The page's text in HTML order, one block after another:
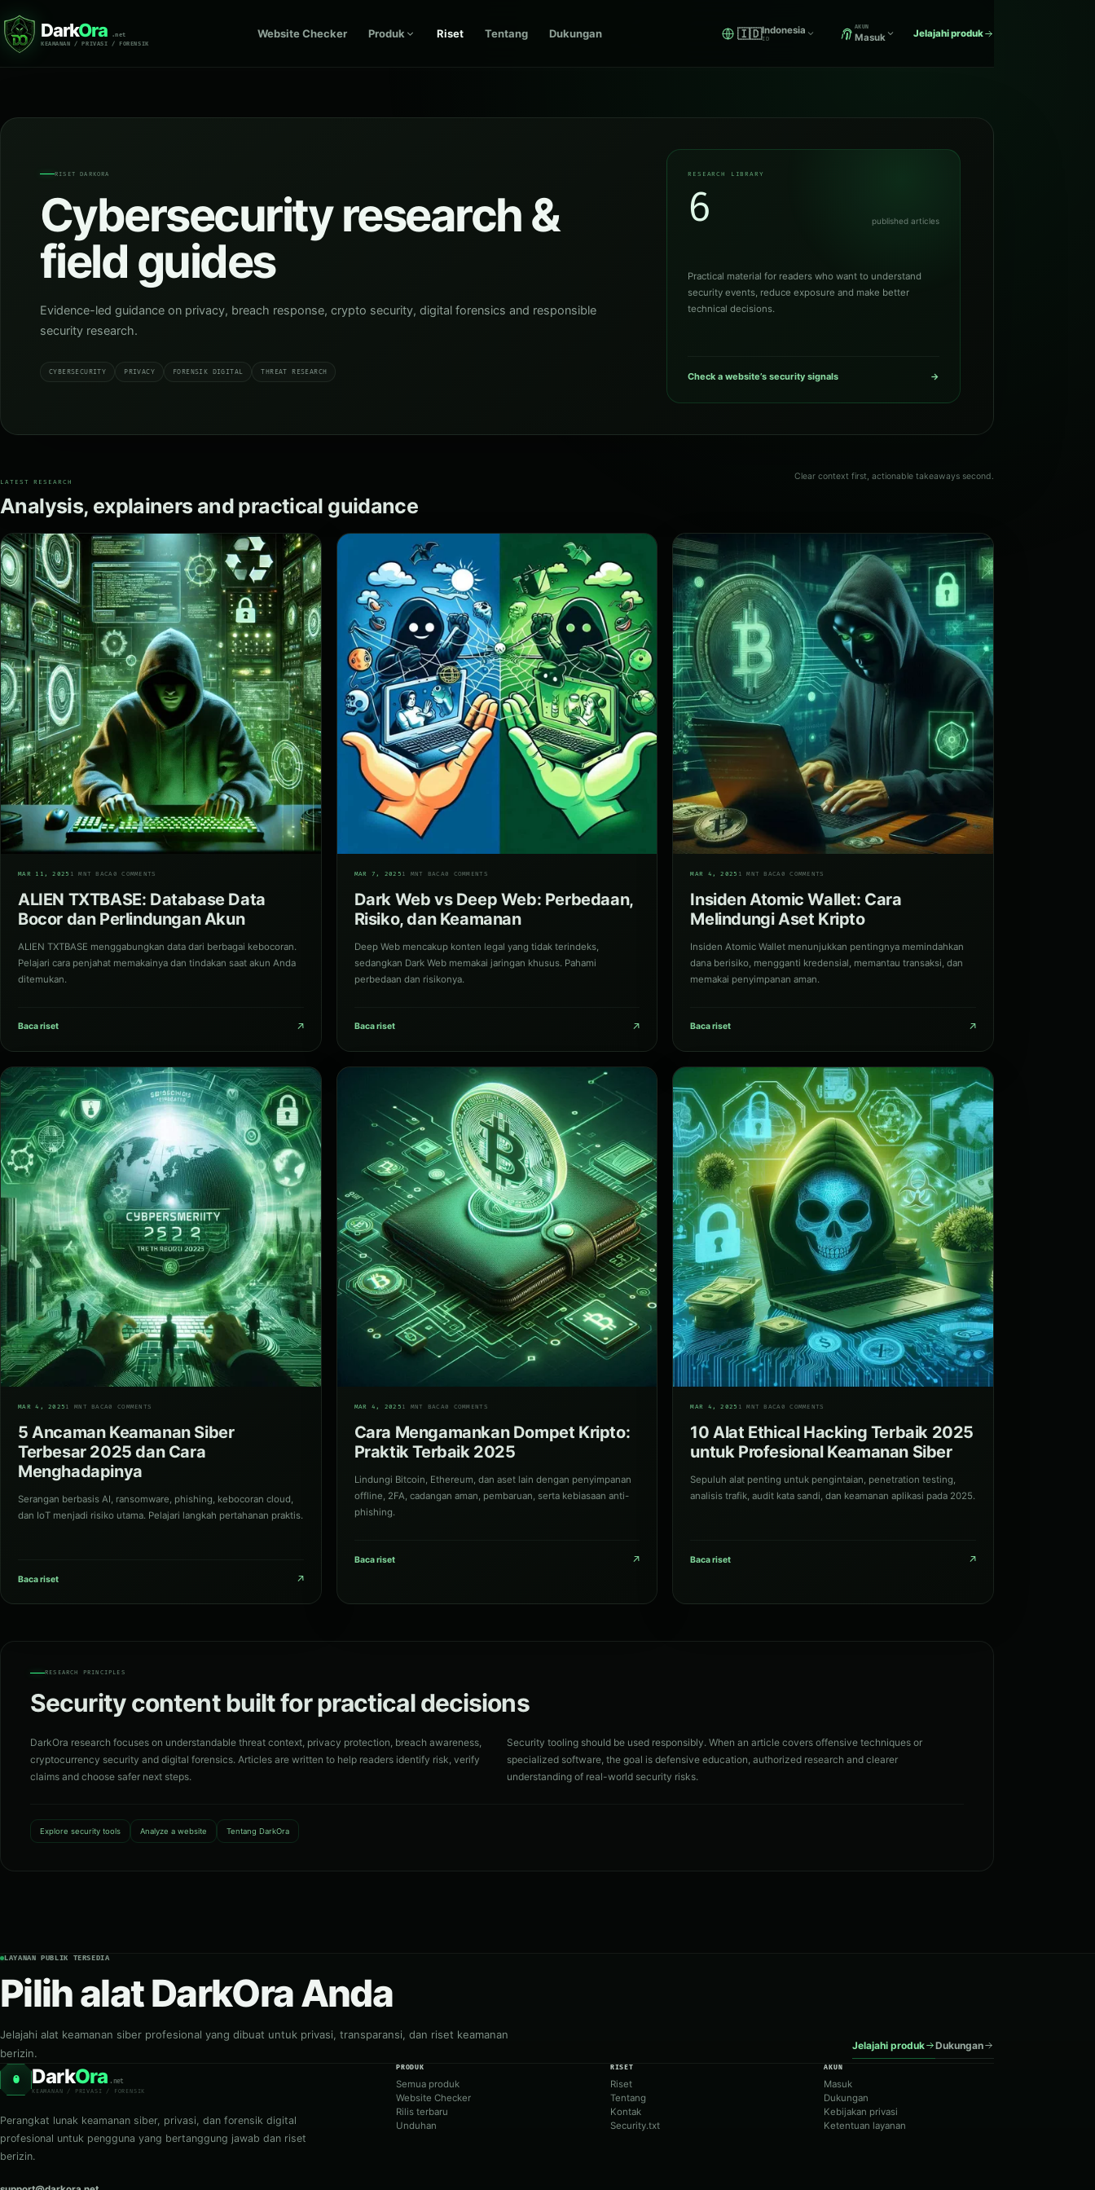
DarkOra
.net
KEAMANAN / PRIVASI / FORENSIK
Website Checker Produk Riset Tentang Dukungan 🇮🇩Indonesia
ID
AKUN
Masuk Jelajahi produk
RISET DARKORA
Cybersecurity research &
field guides
Evidence-led guidance on privacy, breach response, crypto security, digital forensics and responsible
security research.
CYBERSECURITY PRIVACY FORENSIK DIGITAL THREAT RESEARCH
RESEARCH LIBRARY
6 published articles
Practical material for readers who want to understand
security events, reduce exposure and make better
technical decisions.
Check a website’s security signals →
LATEST RESEARCH
Analysis, explainers and practical guidance
Clear context first, actionable takeaways second.
MAR 11, 2025 1 MNT BACA 0 COMMENTS
ALIEN TXTBASE: Database Data
Bocor dan Perlindungan Akun
ALIEN TXTBASE menggabungkan data dari berbagai kebocoran.
Pelajari cara penjahat memakainya dan tindakan saat akun Anda
ditemukan.
Baca riset ↗
MAR 7, 2025 1 MNT BACA0 COMMENTS
Dark Web vs Deep Web: Perbedaan,
Risiko, dan Keamanan
Deep Web mencakup konten legal yang tidak terindeks,
sedangkan Dark Web memakai jaringan khusus. Pahami
perbedaan dan risikonya.
Baca riset ↗
MAR 4, 2025 1 MNT BACA 0 COMMENTS
Insiden Atomic Wallet: Cara
Melindungi Aset Kripto
Insiden Atomic Wallet menunjukkan pentingnya memindahkan
dana berisiko, mengganti kredensial, memantau transaksi, dan
memakai penyimpanan aman.
Baca riset ↗
MAR 4, 2025 1 MNT BACA0 COMMENTS
5 Ancaman Keamanan Siber
Terbesar 2025 dan Cara
Menghadapinya
Serangan berbasis AI, ransomware, phishing, kebocoran cloud,
dan IoT menjadi risiko utama. Pelajari langkah pertahanan praktis.
Baca riset ↗
MAR 4, 2025 1 MNT BACA0 COMMENTS
Cara Mengamankan Dompet Kripto:
Praktik Terbaik 2025
Lindungi Bitcoin, Ethereum, dan aset lain dengan penyimpanan
offline, 2FA, cadangan aman, pembaruan, serta kebiasaan anti-
phishing.
Baca riset ↗
MAR 4, 2025 1 MNT BACA0 COMMENTS
10 Alat Ethical Hacking Terbaik 2025
untuk Profesional Keamanan Siber
Sepuluh alat penting untuk pengintaian, penetration testing,
analisis trafik, audit kata sandi, dan keamanan aplikasi pada 2025.
Baca riset ↗
RESEARCH PRINCIPLES
Security content built for practical decisions
DarkOra research focuses on understandable threat context, privacy protection, breach awareness,
cryptocurrency security and digital forensics. Articles are written to help readers identify risk, verify
claims and choose safer next steps.
Security tooling should be used responsibly. When an article covers offensive techniques or
specialized software, the goal is defensive education, authorized research and clearer
understanding of real-world security risks.
Explore security tools Analyze a website Tentang DarkOra
LAYANAN PUBLIK TERSEDIA
Pilih alat DarkOra Anda
Jelajahi alat keamanan siber profesional yang dibuat untuk privasi, transparansi, dan riset keamanan
berizin.
Jelajahi produk Dukungan
O DarkOra .net
KEAMANAN / PRIVASI / FORENSIK
Perangkat lunak keamanan siber, privasi, dan forensik digital
profesional untuk pengguna yang bertanggung jawab dan riset
berizin.
PRODUK
Semua produk
Website Checker
Rilis terbaru
Unduhan
RISET
Riset
Tentang
Kontak
Security.txt
AKUN
Masuk
Dukungan
Kebijakan privasi
Ketentuan layanan